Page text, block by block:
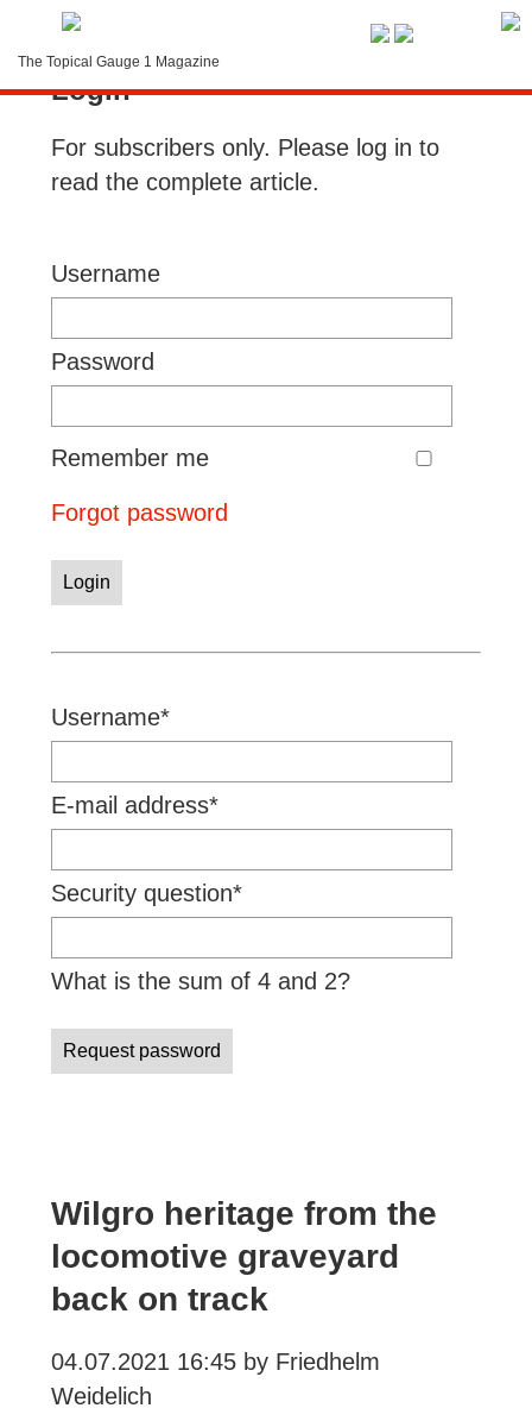
The Topical Gauge 1 Magazine
Login
For subscribers only. Please log in to
read the complete article.
Username
Password
Remember me
Forgot password
Login
Mandatory
field
Username*
Mandatory
field
E-mail address*
Mandatory
field
Security question*
What is the sum of 4 and 2?
Request password
Wilgro heritage from the
locomotive graveyard
back on track
04.07.2021 16:45by Friedhelm
Weidelich
LOGIN
Search
Subscription